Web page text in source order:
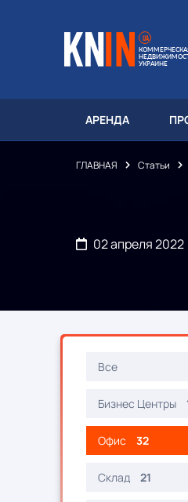
UA
УКРАИНЕ
АРЕНДА
ГЛАВНАЯ Статьи
02 апреля 2022
Все
Бизнес Центры
Офис 32
Склад 21